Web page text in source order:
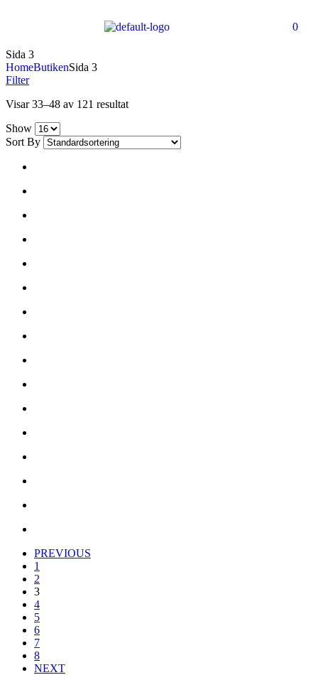
0
Sida 3
HomeButikenSida 3
Filter
Visar 33–48 av 121 resultat
Show
Sort By
PREVIOUS
1
2
3
4
5
6
7
8
NEXT